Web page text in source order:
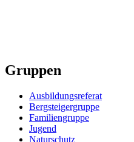
Gruppen
Ausbildungsreferat
Bergsteigergruppe
Familiengruppe
Jugend
Naturschutz